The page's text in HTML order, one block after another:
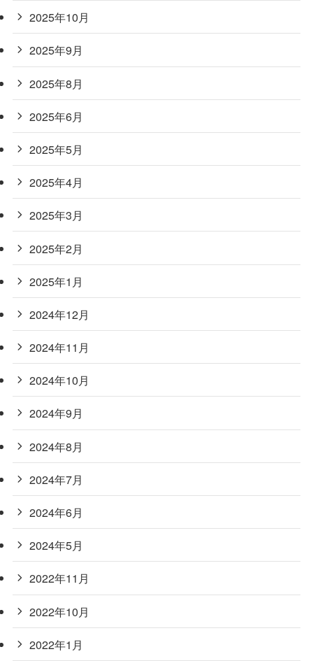
2025年10月
2025年9月
2025年8月
2025年6月
2025年5月
2025年4月
2025年3月
2025年2月
2025年1月
2024年12月
2024年11月
2024年10月
2024年9月
2024年8月
2024年7月
2024年6月
2024年5月
2022年11月
2022年10月
2022年1月